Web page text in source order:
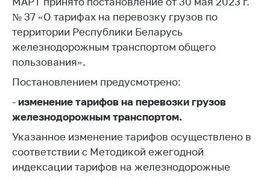
Белорусская
универсальная
товарная биржа
Общественная
работа
геральдические
символы
5 лет МАРТ
№ 37 «О тарифах на перевозку грузов по
территории Республики Беларусь
железнодорожным транспортом общего
пользования».
Постановлением предусмотрено:
-изменение тарифов на перевозки грузов
железнодорожным транспортом.
Указанное изменение тарифов осуществлено в
соответствии с Методикой ежегодной
индексации тарифов на железнодорожные